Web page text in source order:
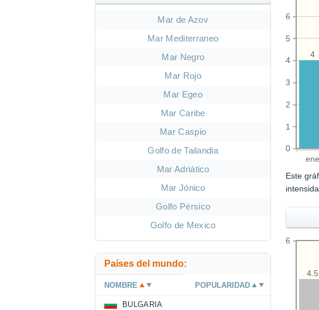
ene
0
1
2
3
4
5
6
4
Este
6
4.5
Mar de Azov
Mar Mediterraneo
Mar Negro
Mar Rojo
Mar Egeo
Mar Caribe
Mar Caspio
Golfo de Tailandia
Mar Adriático
Mar Jónico
Golfo Pérsico
Golfo de Mexico
Países del mundo:
NOMBRE POPULARIDAD
BULGARIA